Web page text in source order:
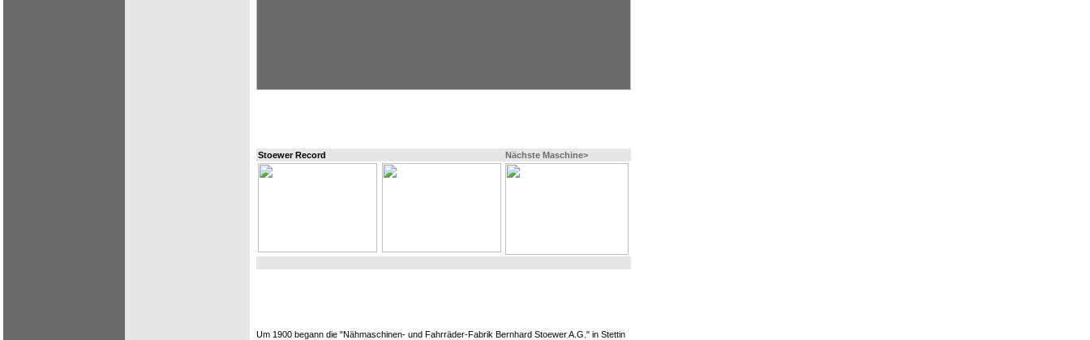
Stoewer Record Nächste Maschine>
Um 1900 begann die "Nähmaschinen- und Fahrräder-Fabrik Bernhard Stoewer A.G." in Stettin